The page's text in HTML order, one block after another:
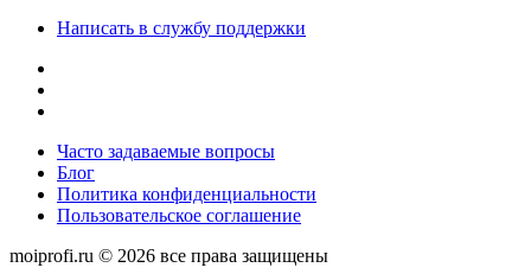
Написать в службу поддержки
Часто задаваемые вопросы
Блог
Политика конфиденциальности
Пользовательское соглашение
moiprofi.ru © 2026 все права защищены